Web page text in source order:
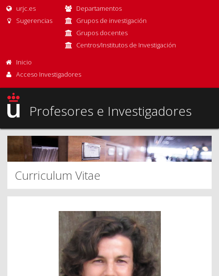
urjc.es
Sugerencias
Departamentos
Grupos de investigación
Grupos docentes
Centros/Institutos de Investigación
Inicio
Acceso Investigadores
Profesores e Investigadores
Curriculum Vitae